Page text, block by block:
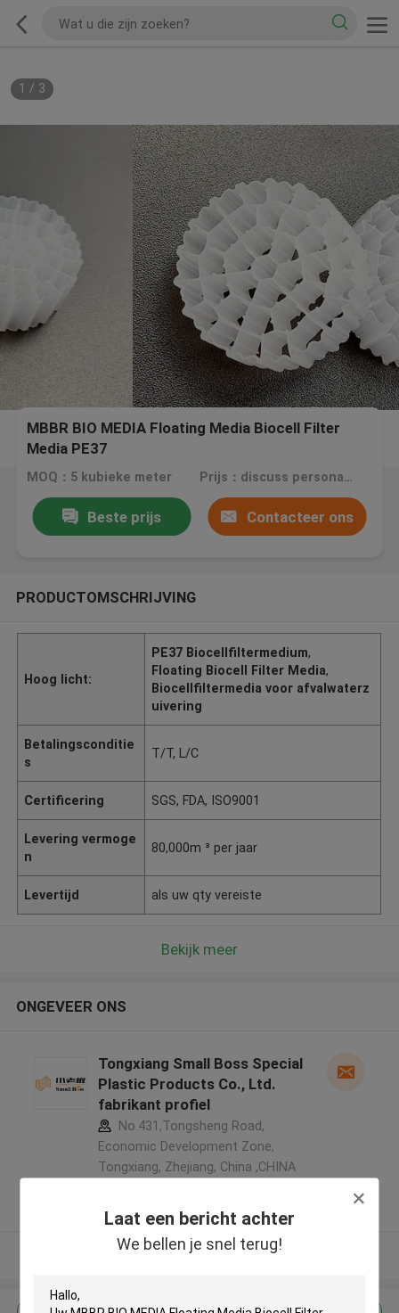
Laat een bericht achter
We bellen je snel terug!
1 / 3
MBBR BIO MEDIA Floating Media Biocell Filter
Media PE37
MOQ：5 kubieke meter Prijs：discuss personally
Beste prijs Contacteer ons
PRODUCTOMSCHRIJVING
Hoog licht:
PE37 Biocellfiltermedium,
Floating Biocell Filter Media,
Biocellfiltermedia voor afvalwaterz
uivering
Betalingsconditie
s
T/T, L/C
Certificering SGS, FDA, ISO9001
Levering vermoge
n
80,000m ³ per jaar
Levertijd als uw qty vereiste
Bekijk meer
ONGEVEER ONS
Tongxiang Small Boss Special
Plastic Products Co., Ltd.
fabrikant profiel
No.431,Tongsheng Road,
Economic Development Zone,
Tongxiang, Zhejiang, China ,CHINA
Geverifieerde Leverancier
Bekijk meer